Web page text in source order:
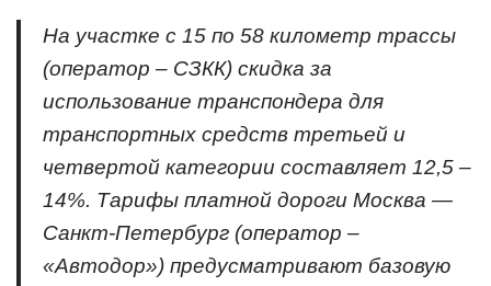
На участке с 15 по 58 километр трассы
(оператор – СЗКК) скидка за
использование транспондера для
транспортных средств третьей и
четвертой категории составляет 12,5 –
14%. Тарифы платной дороги Москва —
Санкт-Петербург (оператор –
«Автодор») предусматривают базовую